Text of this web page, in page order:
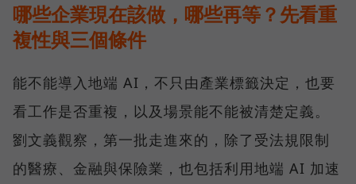
哪些企業現在該做，哪些再等？先看重
複性與三個條件
能不能導入地端 AI，不只由產業標籤決定，也要
看工作是否重複，以及場景能不能被清楚定義。
劉文義觀察，第一批走進來的，除了受法規限制
的醫療、金融與保險業，也包括利用地端 AI 加速